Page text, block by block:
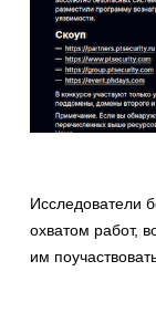
Исследователи
охватом работ,
им